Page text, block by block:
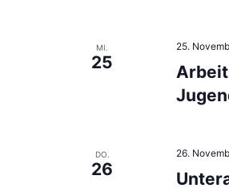
MI.
25
25.
DO.
26
26.